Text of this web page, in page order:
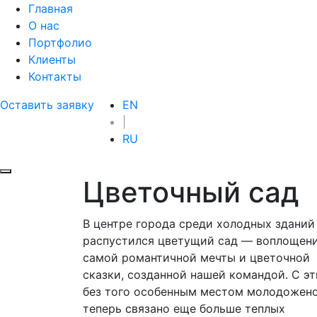
Главная
О нас
Портфолио
Клиенты
Контакты
Оставить заявку
EN
RU
Цветочный сад
В центре города среди холодных зданий
распустился цветущий сад —
самой романтичной мечты и цветочной
сказки, созданной нашей командой. С
без того особенным местом
теперь связано еще больше теплых